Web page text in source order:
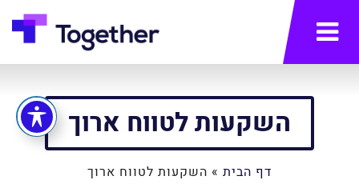
תפריט
השקעות לטווח ארוך
דף הבית » השקעות לטווח ארוך